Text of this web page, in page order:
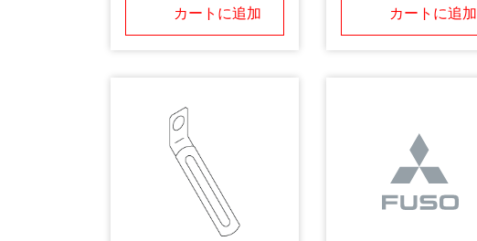
カートに追加 カートに追加